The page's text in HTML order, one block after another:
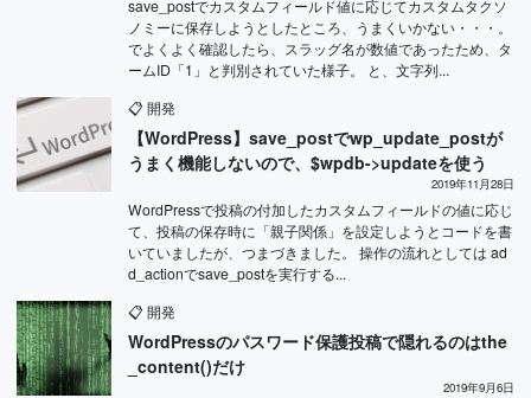
save_postでカスタムフィールド値に応じてカスタムタクソ
ノミーに保存しようとしたところ、うまくいかない・・・。
でよくよく確認したら、スラッグ名が数値であったため、タ
ームID「1」と判別されていた様子。 と、文字列...
📋 開発
【WordPress】save_postでwp_update_postが
うまく機能しないので、$wpdb->updateを使う
2019年11月28日
WordPressで投稿の付加したカスタムフィールドの値に応じ
て、投稿の保存時に「親子関係」を設定しようとコードを書
いていましたが、つまづきました。 操作の流れとしては ad
d_actionでsave_postを実行する...
📋 開発
WordPressのパスワード保護投稿で隠れるのはthe
_content()だけ
2019年9月6日